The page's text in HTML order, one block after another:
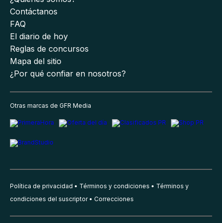
Contáctanos
FAQ
El diario de hoy
Reglas de concursos
Mapa del sitio
¿Por qué confiar en nosotros?
Otras marcas de GFR Media
Política de privacidad Términos y condiciones
Términos y
condiciones del suscriptor
Correcciones